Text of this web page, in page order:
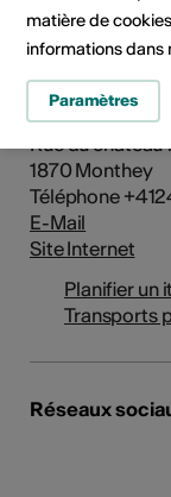
Institution /
des littératures
Rue du château
1870 Monthey
Téléphone
E-Mail
Site Internet
Planifier un
Transports
Réseaux
matière de
informations dans
Paramètres